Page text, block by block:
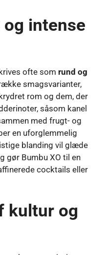
og intense
ofte som rund og
smagsvarianter,
rom og dem, der
såsom kanel
med frugt- og
en uforglemmelig
blanding vil glæde
gør Bumbu XO til en
cocktails eller
kultur og